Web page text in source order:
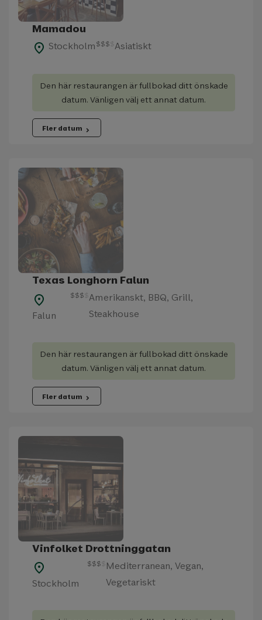
Mamadou
place Stockholm $$$ $Asiatiskt
Den här restaurangen är fullbokad ditt önskade
datum. Vänligen välj ett annat datum.
Fler datum chevron_right
Texas Longhorn Falun
place
Falun
$$$ $Amerikanskt, BBQ, Grill,
Steakhouse
Den här restaurangen är fullbokad ditt önskade
datum. Vänligen välj ett annat datum.
Fler datum chevron_right
Vinfolket Drottninggatan
place
Stockholm
$$$ $ Mediterranean, Vegan,
Vegetariskt